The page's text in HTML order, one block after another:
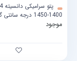
1400-1450 درجه سانتی گراد)
موجود